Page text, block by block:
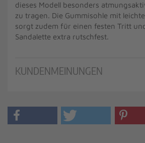
dieses Modell besonders
zu tragen. Die Gummisohle mit
sorgt zudem für einen festen Tritt
Sandalette extra rutschfest.
KUNDENMEINUNGEN